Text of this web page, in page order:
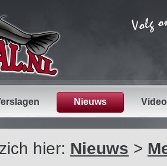
Nieuws
hier: Nieuws >